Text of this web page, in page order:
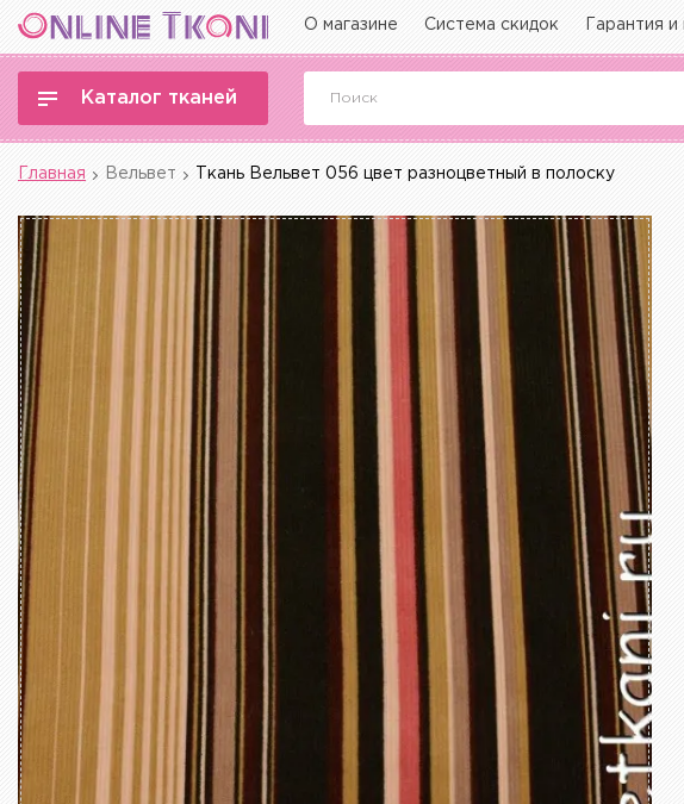
О магазине Система скидок Гарантия и
Каталог тканей
Главная Вельвет Ткань Вельвет 056 цвет разноцветный в полоску